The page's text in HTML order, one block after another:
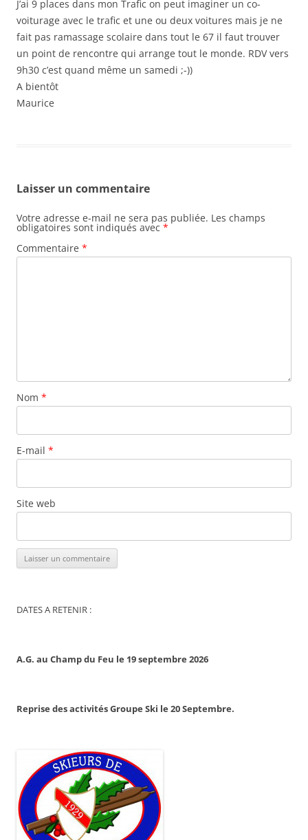
J’ai 9 places dans mon Trafic on peut imaginer un co-
voiturage avec le trafic et une ou deux voitures mais je ne
fait pas ramassage scolaire dans tout le 67 il faut trouver
un point de rencontre qui arrange tout le monde. RDV vers
9h30 c’est quand même un samedi ;-))
A bientôt
Maurice
Laisser un commentaire
Votre adresse e-mail ne sera pas publiée. Les champs
obligatoires sont indiqués avec *
Commentaire *
Nom *
E-mail *
Site web
DATES A RETENIR :
A.G. au Champ du Feu le 19 septembre 2026
Reprise des activités Groupe Ski le 20 Septembre.